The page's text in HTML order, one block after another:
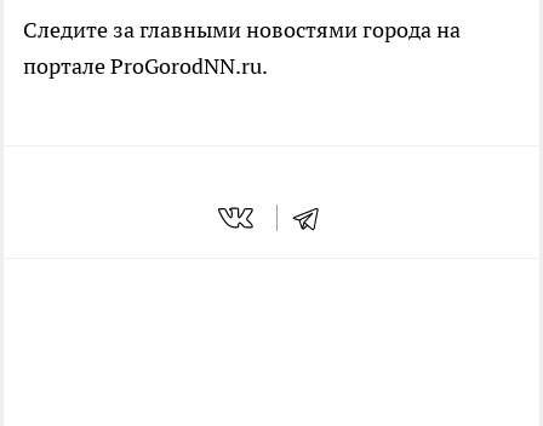
Следите за главными новостями города на
портале ProGorodNN.ru.